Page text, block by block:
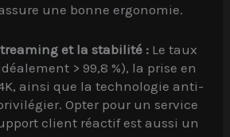
une bonne ergonomie.
et la stabilité : Le taux
> 99,8 %), la prise en
ainsi que la technologie anti-
Opter pour un service
client réactif est aussi un